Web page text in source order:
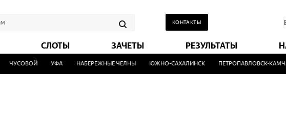
КОНТАКТЫ
СЛОТЫ ЗАЧЕТЫ РЕЗУЛЬТАТЫ
ЧУСОВОЙ УФА НАБЕРЕЖНЫЕ ЧЕЛНЫ ЮЖНО-САХАЛИНСК ПЕТРОПАВЛОВСК-